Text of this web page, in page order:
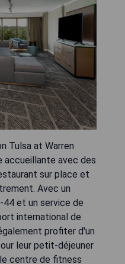
Tulsa at Warren
accueillante avec des
sur place et
Avec un
et un service de
international de
profiter d'un
leur petit-déjeuner
centre de fitness